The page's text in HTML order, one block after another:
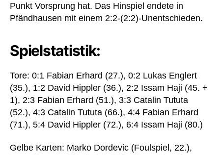
Punkt Vorsprung hat. Das Hinspiel endete in
Pfändhausen mit einem 2:2-(2:2)-Unentschieden.
Spielstatistik:
Tore: 0:1 Fabian Erhard (27.), 0:2 Lukas Englert
(35.), 1:2 David Hippler (36.), 2:2 Issam Haji (45. +
1), 2:3 Fabian Erhard (51.), 3:3 Catalin Tututa
(52.), 4:3 Catalin Tututa (66.), 4:4 Fabian Erhard
(71.), 5:4 David Hippler (72.), 6:4 Issam Haji (80.)
Gelbe Karten: Marko Dordevic (Foulspiel, 22.),